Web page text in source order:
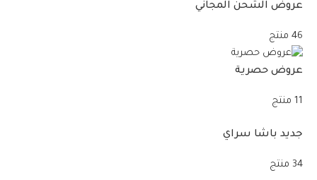
عروض الشحن المجاني
46 منتج
عروض حصرية
11 منتج
جديد باشا سراي
34 منتج